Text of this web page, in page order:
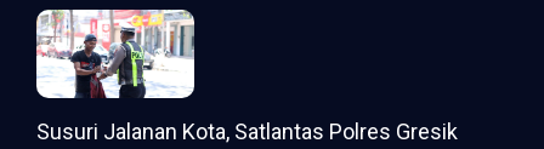
Susuri Jalanan Kota, Satlantas Polres Gresik